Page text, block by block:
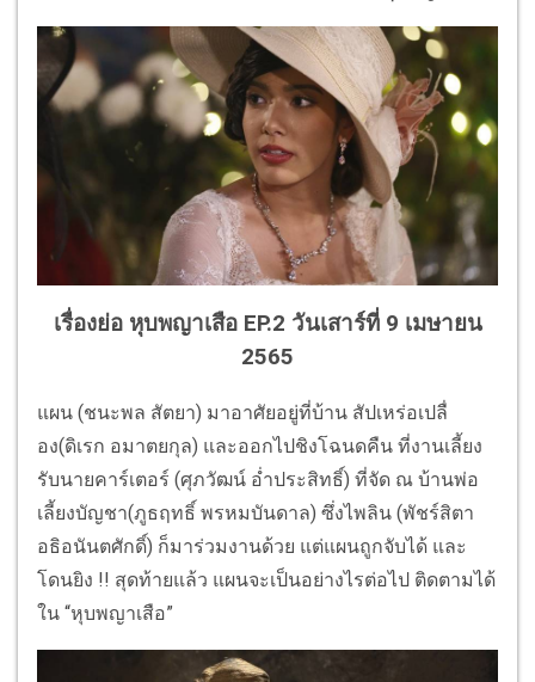
เรื่องย่อ หุบพญาเสือ EP.2 วันเสาร์ที่ 9 เมษายน
2565
แผน (ชนะพล สัตยา) มาอาศัยอยู่ที่บ้าน สัปเหร่อเปลื่
อง(ดิเรก อมาตยกุล) และออกไปชิงโฉนดคืน ที่งานเลี้ยง
รับนายคาร์เตอร์ (ศุภวัฒน์ อ่ำประสิทธิ์) ที่จัด ณ บ้านพ่อ
เลี้ยงบัญชา(ภูธฤทธิ์ พรหมบันดาล) ซึ่งไพลิน (พัชร์สิตา
อธิอนันตศักดิ์) ก็มาร่วมงานด้วย แต่แผนถูกจับได้ และ
โดนยิง !! สุดท้ายแล้ว แผนจะเป็นอย่างไรต่อไป ติดตามได้
ใน “หุบพญาเสือ”